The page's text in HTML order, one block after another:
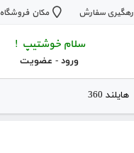
رهگیری سفارش مکان فروشگاه
سلام خوشتیپ !
ورود - عضویت
هایلند 360